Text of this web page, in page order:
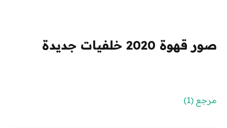
صور قهوة 2020 خلفيات جديدة
مرجع (1)